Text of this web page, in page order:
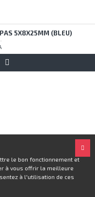
5X8X25MM (BLEU)
le bon fonctionnement et
à vous offrir la meilleure
à l'utilisation de ces